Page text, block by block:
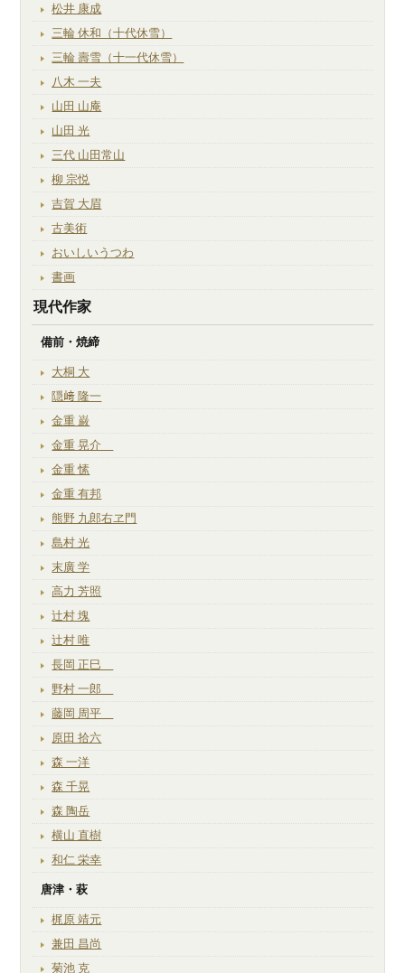
松井 康成
三輪 休和（十代休雪）
三輪 壽雪（十一代休雪）
八木 一夫
山田 山庵
山田 光
三代 山田常山
柳 宗悦
吉賀 大眉
古美術
おいしいうつわ
書画
現代作家
備前・焼締
大桐 大
隠﨑 隆一
金重 巌
金重 晃介
金重 愫
金重 有邦
熊野 九郎右ヱ門
島村 光
末廣 学
高力 芳照
辻村 塊
辻村 唯
長岡 正巳
野村 一郎
藤岡 周平
原田 拾六
森 一洋
森 千晃
森 陶岳
横山 直樹
和仁 栄幸
唐津・萩
梶原 靖元
兼田 昌尚
菊池 克